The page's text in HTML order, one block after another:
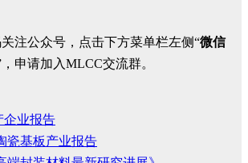
注公众号，点击下方菜单栏左侧“微信
，申请加入MLCC交流群。
企业报告
瓷基板产业报告